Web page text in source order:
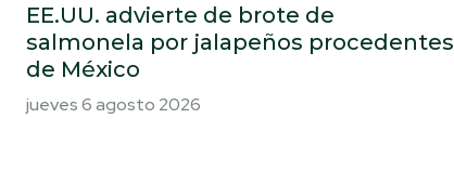
EE.UU. advierte de brote de
salmonela por jalapeños procedentes
de México
jueves 6 agosto 2026